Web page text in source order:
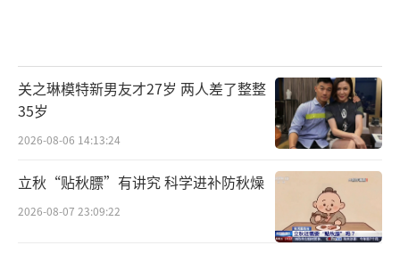
关之琳模特新男友才27岁 两人差了整整
35岁
2026-08-06 14:13:24
立秋“贴秋膘”有讲究 科学进补防秋燥
2026-08-07 23:09:22